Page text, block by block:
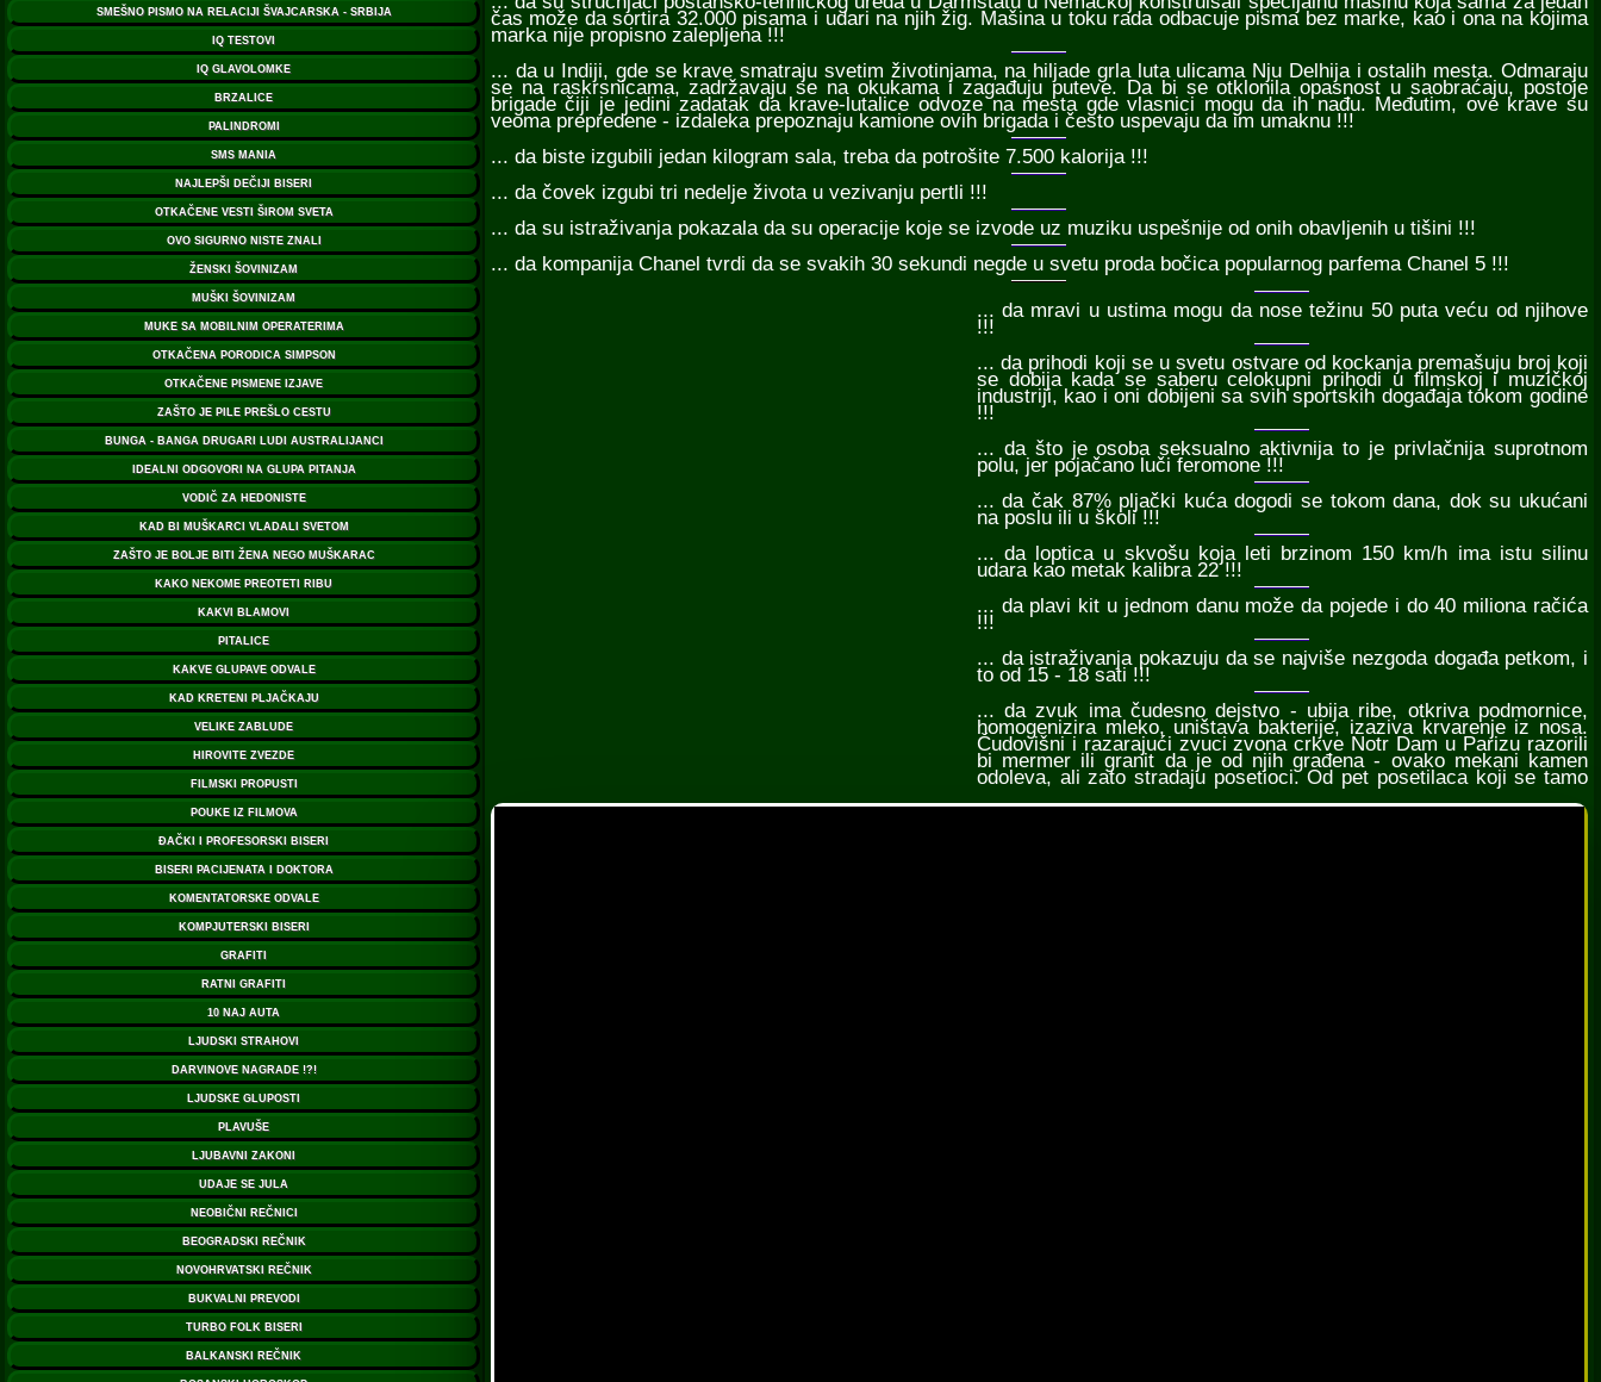
čas može da sortira 32.000 pisama i udari na njih žig. Mašina u toku rada odbacuje pisma bez marke, kao i ona na kojima
marka nije propisno zalepljena !!!
... da u Indiji, gde se krave smatraju svetim životinjama, na hiljade grla luta ulicama Nju Delhija i ostalih mesta. Odmaraju
se na raskrsnicama, zadržavaju se na okukama i zagađuju puteve. Da bi se otklonila opasnost u saobraćaju, postoje
brigade čiji je jedini zadatak da krave-lutalice odvoze na mesta gde vlasnici mogu da ih nađu. Međutim, ove krave su
veoma prepredene - izdaleka prepoznaju kamione ovih brigada i često uspevaju da im umaknu !!!
... da biste izgubili jedan kilogram sala, treba da potrošite 7.500 kalorija !!!
... da čovek izgubi tri nedelje života u vezivanju pertli !!!
... da su istraživanja pokazala da su operacije koje se izvode uz muziku uspešnije od onih obavljenih u tišini !!!
... da kompanija Chanel tvrdi da se svakih 30 sekundi negde u svetu proda bočica popularnog parfema Chanel 5 !!!
... da mravi u ustima mogu da nose težinu 50 puta veću od njihove
!!!
... da prihodi koji se u svetu ostvare od kockanja premašuju broj koji
se dobija kada se saberu celokupni prihodi u filmskoj i muzičkoj
industriji, kao i oni dobijeni sa svih sportskih događaja tokom godine
!!!
... da što je osoba seksualno aktivnija to je privlačnija suprotnom
polu, jer pojačano luči feromone !!!
... da čak 87% pljački kuća dogodi se tokom dana, dok su ukućani
na poslu ili u školi !!!
... da loptica u skvošu koja leti brzinom 150 km/h ima istu silinu
udara kao metak kalibra 22 !!!
... da plavi kit u jednom danu može da pojede i do 40 miliona račića
!!!
... da istraživanja pokazuju da se najviše nezgoda događa petkom, i
to od 15 - 18 sati !!!
... da zvuk ima čudesno dejstvo - ubija ribe, otkriva podmornice,
homogenizira mleko, uništava bakterije, izaziva krvarenje iz nosa.
Čudovišni i razarajući zvuci zvona crkve Notr Dam u Parizu razorili
bi mermer ili granit da je od njih građena - ovako mekani kamen
odoleva, ali zato stradaju posetioci. Od pet posetilaca koji se tamo